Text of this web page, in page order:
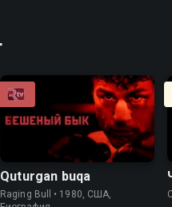
Quturgan buqa
Raging Bull • 1980, США,